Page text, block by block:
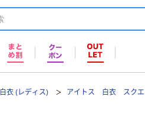
白衣 (レディス) アイトス 白衣 スクエ